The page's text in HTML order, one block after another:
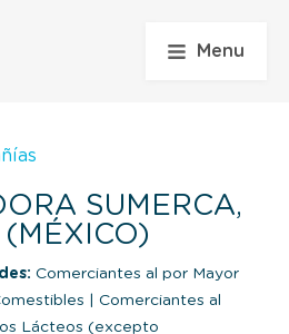
Menu
SUMERCA,
(MÉXICO)
Comerciantes al por Mayor
Comerciantes al
Lácteos (excepto